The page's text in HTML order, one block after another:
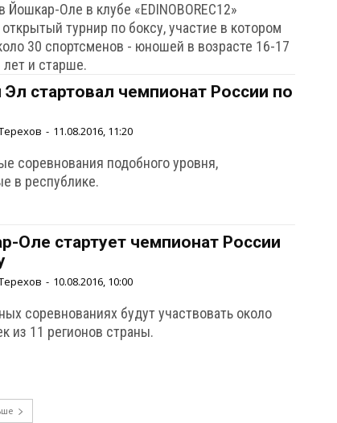
Йошкар-Оле в клубе «EDINOBOREC12»
турнир по боксу, участие в котором
30 спортсменов - юношей в возрасте 16-17
лет и старше.
стартовал чемпионат России по
- 11.08.2016, 11:20
соревнования подобного уровня,
в республике.
Оле стартует чемпионат России
- 10.08.2016, 10:00
соревнованиях будут участвовать около
из 11 регионов страны.